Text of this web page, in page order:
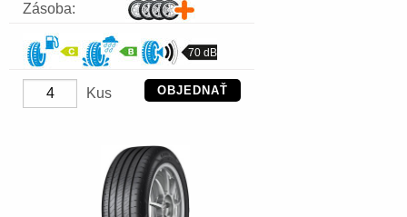
Zásoba:
70 dB
Kus OBJEDNAŤ